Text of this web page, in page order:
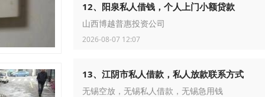
12、阳泉私人借钱，个人上门小额贷款
山西博越普惠投资公司
2026-08-07 12:07
13、‌江阴市‌私人借款，私人放款联系方式
无锡空放，无锡私人借款，无锡急用钱